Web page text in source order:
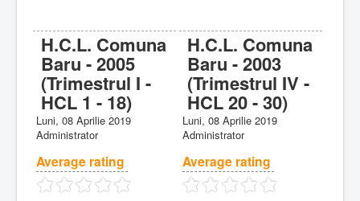
H.C.L. Comuna
Baru - 2005
(Trimestrul I -
HCL 1 - 18)
Luni, 08 Aprilie 2019
Administrator
Average rating
H.C.L. Comuna
Baru - 2003
(Trimestrul IV -
HCL 20 - 30)
Luni, 08 Aprilie 2019
Administrator
Average rating